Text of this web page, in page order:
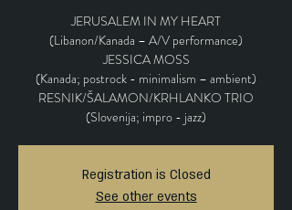
JERUSALEM IN MY HEART
(Libanon/Kanada – A/V performance)
JESSICA MOSS
(Kanada; postrock - minimalism – ambient)
RESNIK/ŠALAMON/KRHLANKO TRIO
(Slovenija; impro - jazz)
Registration is Closed
See other events